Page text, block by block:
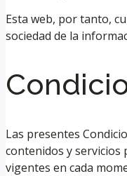
Esta web, por tanto,
sociedad de la
Las presentes
contenidos y servicios
vigentes en cada